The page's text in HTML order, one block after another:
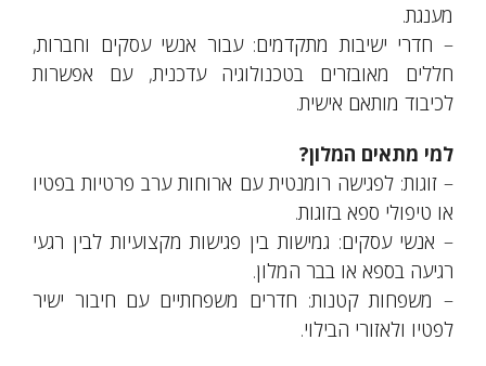
מענגת.
– חדרי ישיבות מתקדמים: עבור אנשי עסקים וחברות,
חללים מאובזרים בטכנולוגיה עדכנית, עם אפשרות
לכיבוד מותאם אישית.
למי מתאים המלון?
– זוגות: לפגישה רומנטית עם ארוחות ערב פרטיות בפטיו
או טיפולי ספא בזוגות.
– אנשי עסקים: גמישות בין פגישות מקצועיות לבין רגעי
רגיעה בספא או בבר המלון.
– משפחות קטנות: חדרים משפחתיים עם חיבור ישיר
לפטיו ולאזורי הבילוי.